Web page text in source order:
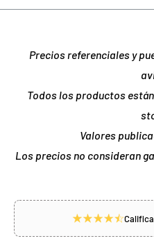
Precios referenciales y
Todos los productos
Valores
Los precios no consideran